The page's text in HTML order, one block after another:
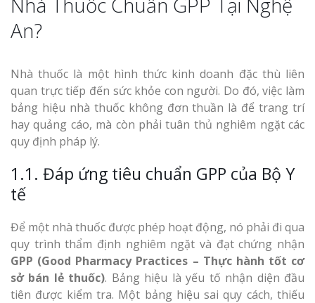
An?
Nhà thuốc là một hình thức kinh doanh đặc thù liên
quan trực tiếp đến sức khỏe con người. Do đó, việc làm
bảng hiệu nhà thuốc không đơn thuần là để trang trí
hay quảng cáo, mà còn phải tuân thủ nghiêm ngặt các
quy định pháp lý.
1.1. Đáp ứng tiêu chuẩn GPP của Bộ Y
tế
Để một nhà thuốc được phép hoạt động, nó phải đi qua
quy trình thẩm định nghiêm ngặt và đạt chứng nhận
GPP (Good Pharmacy Practices – Thực hành tốt cơ
sở bán lẻ thuốc). Bảng hiệu là yếu tố nhận diện đầu
tiên được kiểm tra. Một bảng hiệu sai quy cách, thiếu
Hiệu
Làm Biển
Rẻ Tại Vinh Giải Pháp
Làm Hộp
Biển Led
Ma Trận
Thi Công
Nghiệp